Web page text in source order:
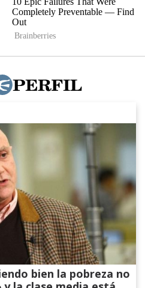
bien la pobreza no